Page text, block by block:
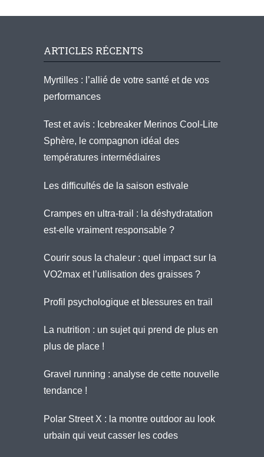
ARTICLES RÉCENTS
Myrtilles : l’allié de votre santé et de vos
performances
Test et avis : Icebreaker Merinos Cool-Lite
Sphère, le compagnon idéal des
températures intermédiaires
Les difficultés de la saison estivale
Crampes en ultra-trail : la déshydratation
est-elle vraiment responsable ?
Courir sous la chaleur : quel impact sur la
VO2max et l’utilisation des graisses ?
Profil psychologique et blessures en trail
La nutrition : un sujet qui prend de plus en
plus de place !
Gravel running : analyse de cette nouvelle
tendance !
Polar Street X : la montre outdoor au look
urbain qui veut casser les codes